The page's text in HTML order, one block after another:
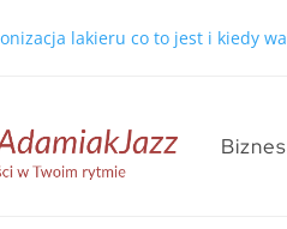
lakieru co to jest i kiedy